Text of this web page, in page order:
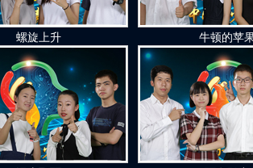
螺旋上升 牛顿的苹